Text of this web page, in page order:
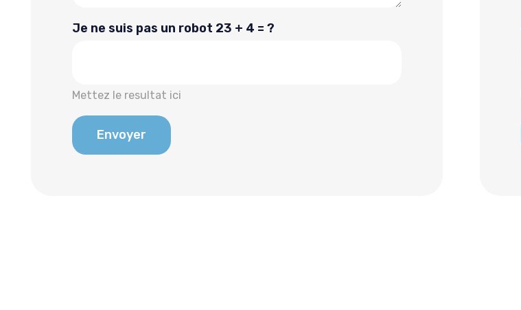
Je ne suis pas un robot 23 + 4 = ?
Mettez le resultat ici
Envoyer